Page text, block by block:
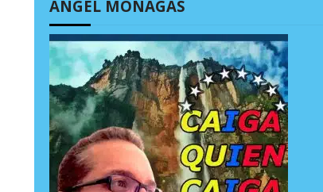
ÁNGEL MONAGAS